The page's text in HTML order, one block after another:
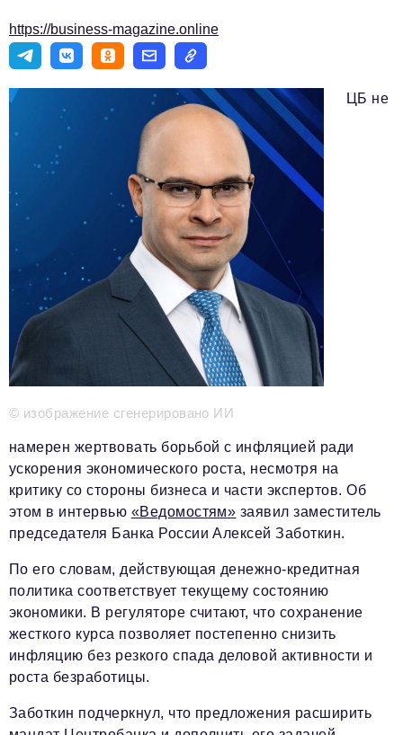
Мероприятия
Телефон редакции: +7 495 727-01-67
Электронные почты редакции:
Информационный отдел
info@business-magazine.online
Отдел рекламы
reklama@business-magazine.online
Отдел распространения/редакционная подписка
podpiska@business-magazine.online
Отдел по работе с партнерами
partner@business-magazine.online
https://business-magazine.online
© изображение сгенерировано ИИ
ЦБ не
намерен жертвовать борьбой с инфляцией ради
ускорения экономического роста, несмотря на
критику со стороны бизнеса и части экспертов. Об
этом в интервью «Ведомостям» заявил заместитель
председателя Банка России Алексей Заботкин.
По его словам, действующая денежно-кредитная
политика соответствует текущему состоянию
экономики. В регуляторе считают, что сохранение
жесткого курса позволяет постепенно снизить
инфляцию без резкого спада деловой активности и
роста безработицы.
Заботкин подчеркнул, что предложения расширить